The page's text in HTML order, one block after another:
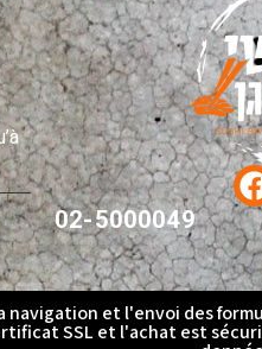
02-5000049
navigation et l'envoi des
SSL et l'achat est